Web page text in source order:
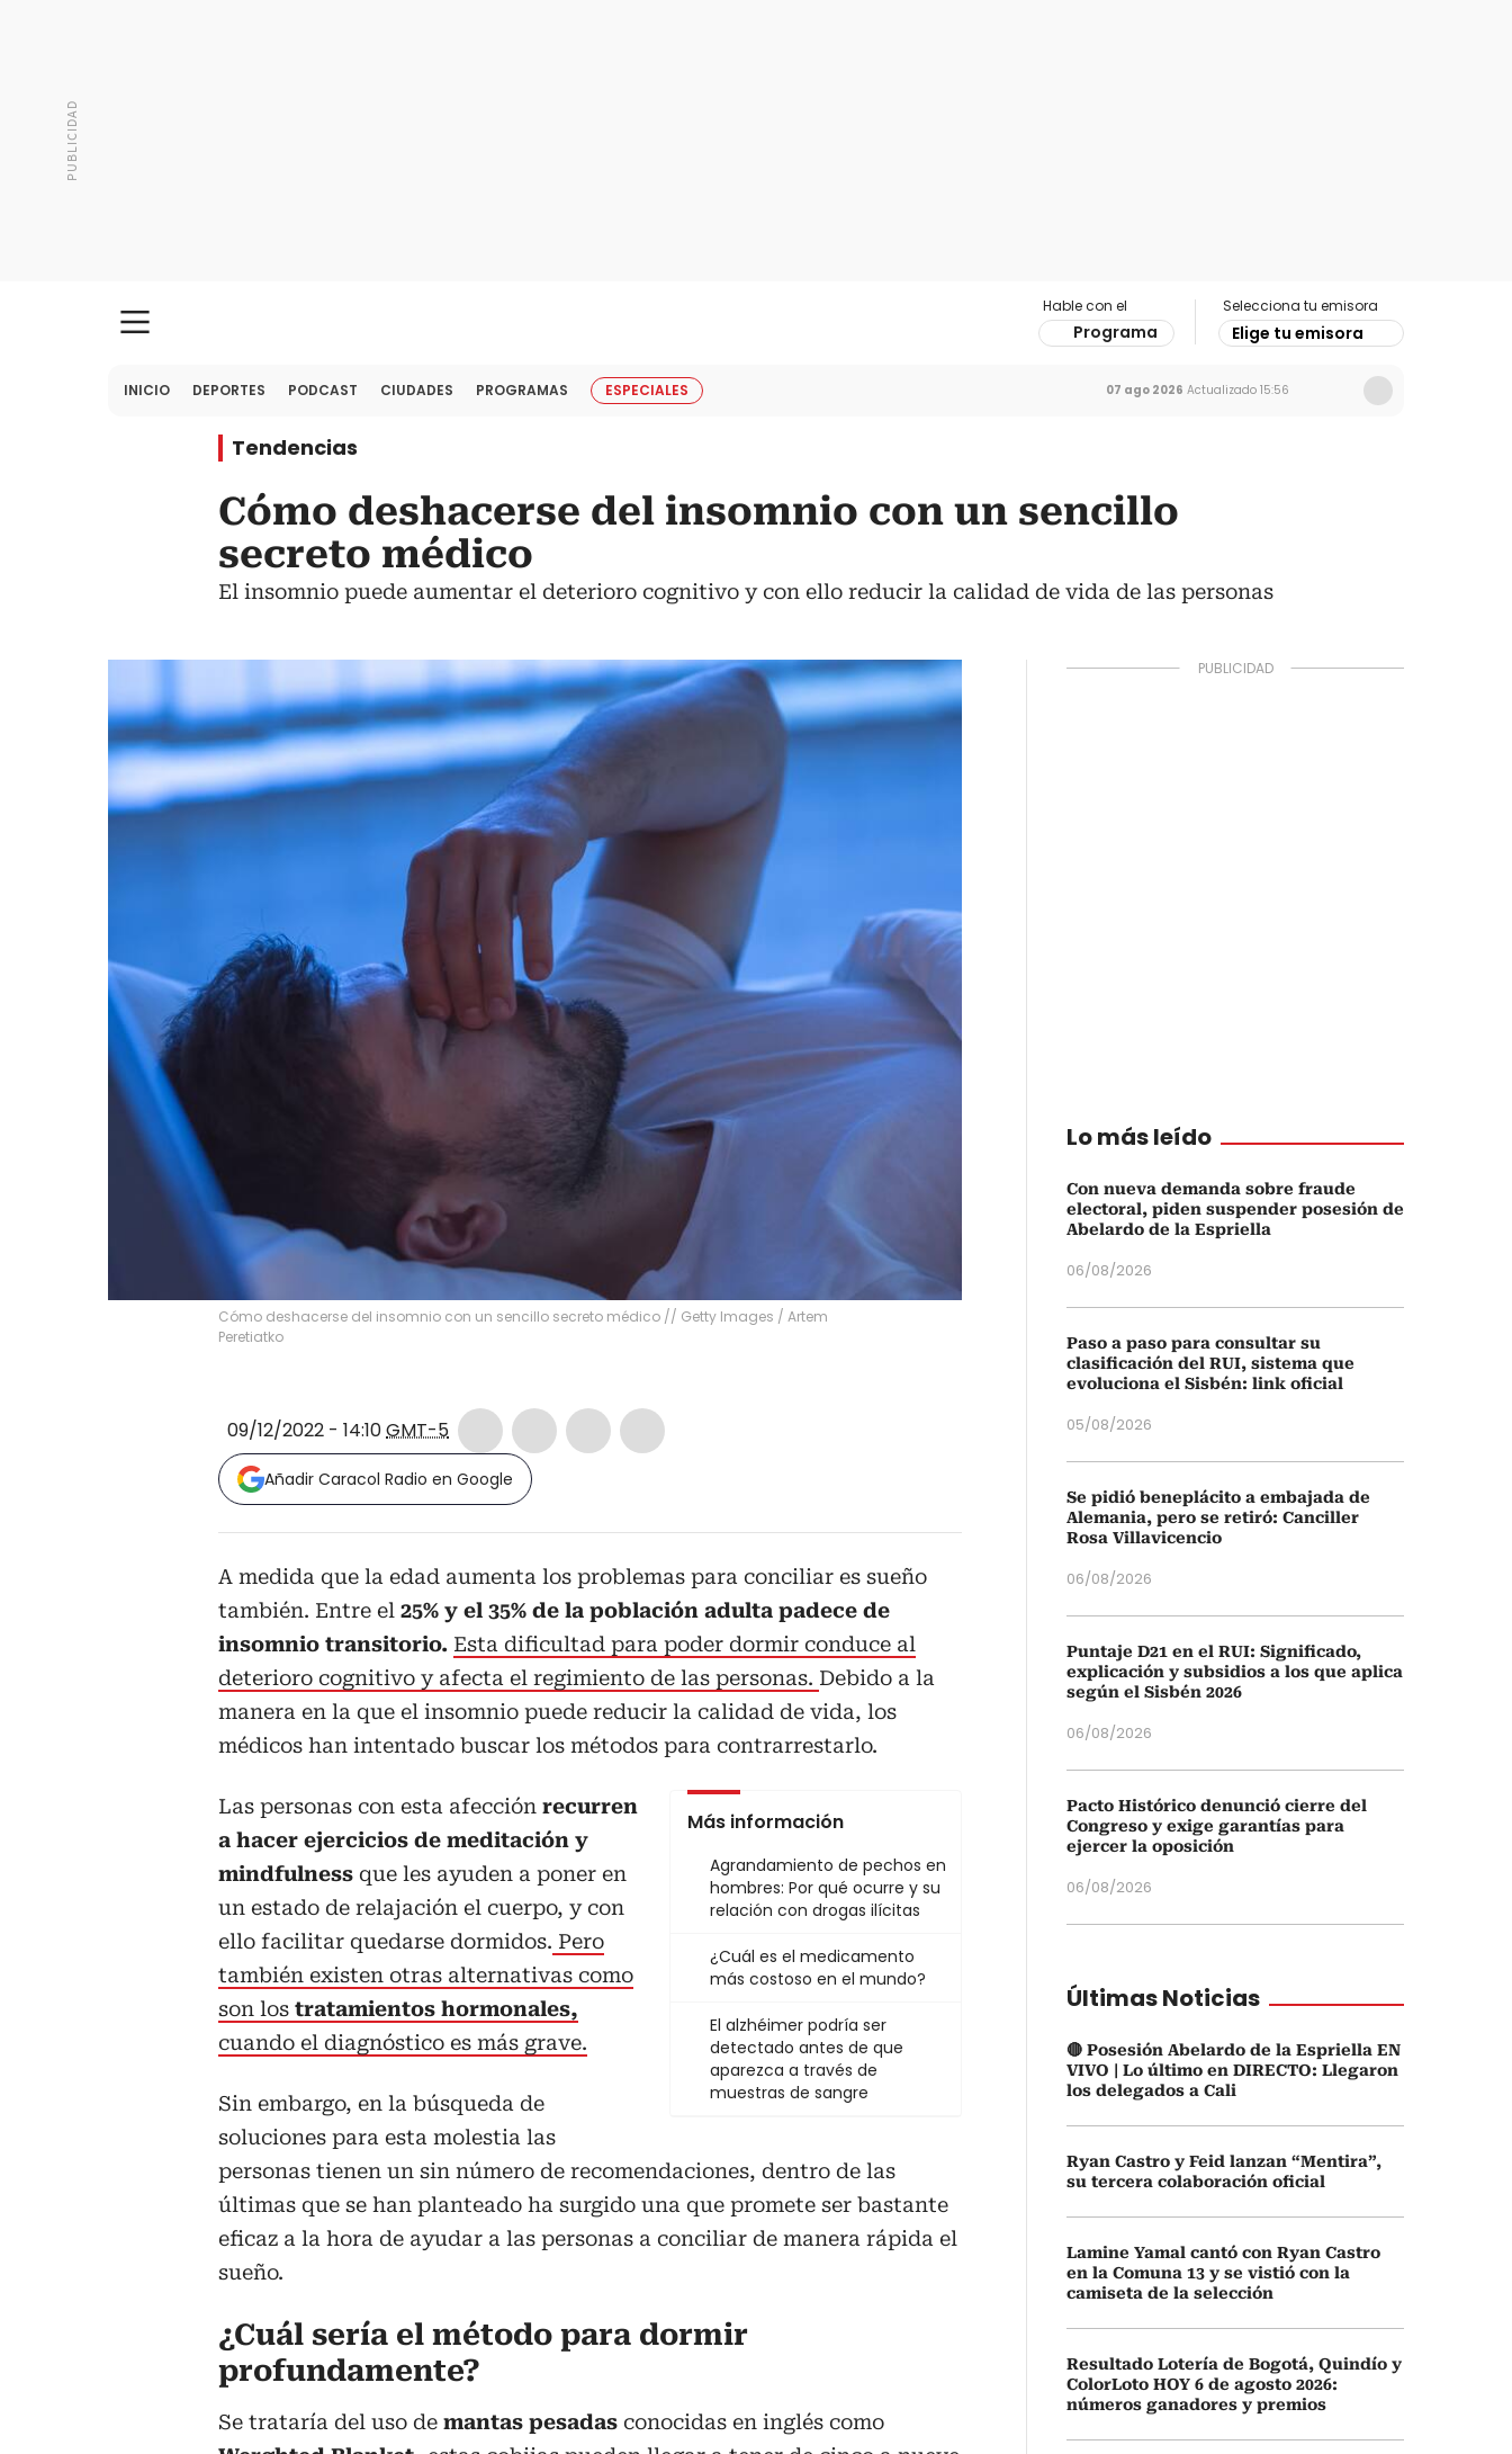
Hable con el
Programa
Selecciona tu emisora
Elige tu emisora
INICIO DEPORTES PODCAST CIUDADES PROGRAMAS ESPECIALES 07 ago 2026 Actualizado 15:56
Tendencias
Cómo deshacerse del insomnio con un sencillo
secreto médico
El insomnio puede aumentar el deterioro cognitivo y con ello reducir la calidad de vida de las personas
Cómo deshacerse del insomnio con un sencillo secreto médico // Getty Images / Artem
Peretiatko
09/12/2022 - 14:10GMT-5
Añadir Caracol Radio en Google
A medida que la edad aumenta los problemas para conciliar es sueño
también. Entre el 25% y el 35% de la población adulta padece de
insomnio transitorio. Esta dificultad para poder dormir conduce al
deterioro cognitivo y afecta el regimiento de las personas. Debido a la
manera en la que el insomnio puede reducir la calidad de vida, los
médicos han intentado buscar los métodos para contrarrestarlo.
Más información
Agrandamiento de pechos en
hombres: Por qué ocurre y su
relación con drogas ilícitas
¿Cuál es el medicamento
más costoso en el mundo?
El alzhéimer podría ser
detectado antes de que
aparezca a través de
muestras de sangre
Las personas con esta afección recurren
a hacer ejercicios de meditación y
mindfulness que les ayuden a poner en
un estado de relajación el cuerpo, y con
ello facilitar quedarse dormidos. Pero
también existen otras alternativas como
son los tratamientos hormonales,
cuando el diagnóstico es más grave.
Sin embargo, en la búsqueda de
soluciones para esta molestia las
personas tienen un sin número de recomendaciones, dentro de las
últimas que se han planteado ha surgido una que promete ser bastante
eficaz a la hora de ayudar a las personas a conciliar de manera rápida el
sueño.
¿Cuál sería el método para dormir
profundamente?
Se trataría del uso de mantas pesadas conocidas en inglés como
Lo más leído
Con nueva demanda sobre fraude
electoral, piden suspender posesión de
Abelardo de la Espriella
06/08/2026
Paso a paso para consultar su
clasificación del RUI, sistema que
evoluciona el Sisbén: link oficial
05/08/2026
Se pidió beneplácito a embajada de
Alemania, pero se retiró: Canciller
Rosa Villavicencio
06/08/2026
Puntaje D21 en el RUI: Significado,
explicación y subsidios a los que aplica
según el Sisbén 2026
06/08/2026
Pacto Histórico denunció cierre del
Congreso y exige garantías para
ejercer la oposición
06/08/2026
Últimas Noticias
🔴 Posesión Abelardo de la Espriella EN
VIVO | Lo último en DIRECTO: Llegaron
los delegados a Cali
Ryan Castro y Feid lanzan “Mentira”,
su tercera colaboración oficial
Lamine Yamal cantó con Ryan Castro
en la Comuna 13 y se vistió con la
camiseta de la selección
Resultado Lotería de Bogotá, Quindío y
ColorLoto HOY 6 de agosto 2026:
números ganadores y premios